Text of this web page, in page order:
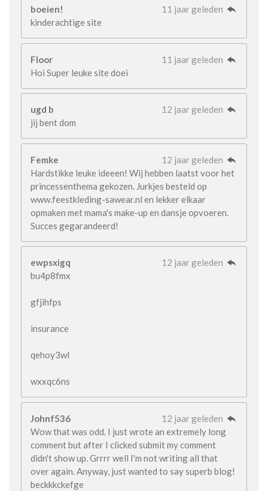
boeien!
11 jaar geleden
kinderachtige site
Floor
11 jaar geleden
Hoi Super leuke site doei
ugd b
12 jaar geleden
jij bent dom
Femke
12 jaar geleden
Hardstikke leuke ideeen! Wij hebben laatst voor het
princessenthema gekozen. Jurkjes besteld op
www.feestkleding-sawear.nl en lekker elkaar
opmaken met mama's make-up en dansje opvoeren.
Succes gegarandeerd!
ewpsxigq
12 jaar geleden
bu4p8fmx
gfjihfps
insurance
qehoy3wl
wxxqc6ns
Johnf536
12 jaar geleden
Wow that was odd. I just wrote an extremely long
comment but after I clicked submit my comment
didn't show up. Grrrr well I'm not writing all that
over again. Anyway, just wanted to say superb blog!
beckkkckefge